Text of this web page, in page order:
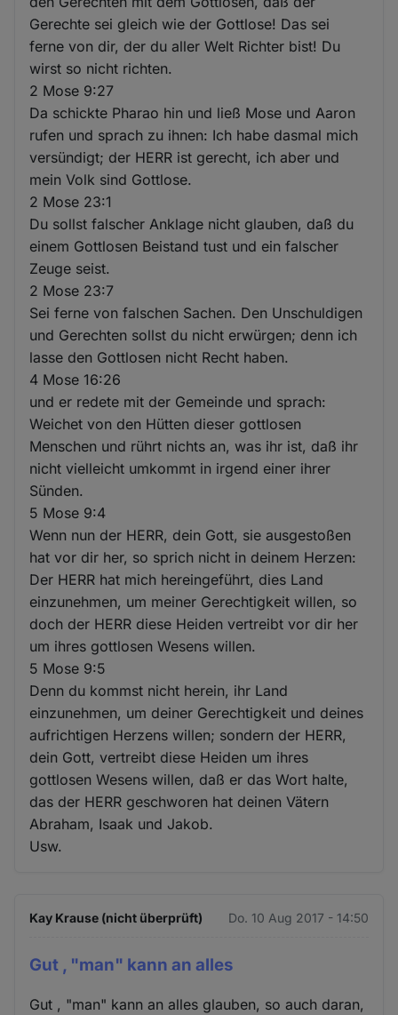
Gerechte sei gleich wie der Gottlose! Das sei
ferne von dir, der du aller Welt Richter bist! Du
wirst so nicht richten.
2 Mose 9:27
Da schickte Pharao hin und ließ Mose und Aaron
rufen und sprach zu ihnen: Ich habe dasmal mich
versündigt; der HERR ist gerecht, ich aber und
mein Volk sind Gottlose.
2 Mose 23:1
Du sollst falscher Anklage nicht glauben, daß du
einem Gottlosen Beistand tust und ein falscher
Zeuge seist.
2 Mose 23:7
Sei ferne von falschen Sachen. Den Unschuldigen
und Gerechten sollst du nicht erwürgen; denn ich
lasse den Gottlosen nicht Recht haben.
4 Mose 16:26
und er redete mit der Gemeinde und sprach:
Weichet von den Hütten dieser gottlosen
Menschen und rührt nichts an, was ihr ist, daß ihr
nicht vielleicht umkommt in irgend einer ihrer
Sünden.
5 Mose 9:4
Wenn nun der HERR, dein Gott, sie ausgestoßen
hat vor dir her, so sprich nicht in deinem Herzen:
Der HERR hat mich hereingeführt, dies Land
einzunehmen, um meiner Gerechtigkeit willen, so
doch der HERR diese Heiden vertreibt vor dir her
um ihres gottlosen Wesens willen.
5 Mose 9:5
Denn du kommst nicht herein, ihr Land
einzunehmen, um deiner Gerechtigkeit und deines
aufrichtigen Herzens willen; sondern der HERR,
dein Gott, vertreibt diese Heiden um ihres
gottlosen Wesens willen, daß er das Wort halte,
das der HERR geschworen hat deinen Vätern
Abraham, Isaak und Jakob.
Usw.
Kay Krause (nicht überprüft) Do. 10 Aug 2017 - 14:50
Gut , "man" kann an alles
Gut , "man" kann an alles glauben, so auch daran,